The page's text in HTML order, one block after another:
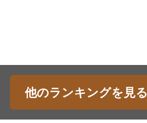
他のランキングを見る